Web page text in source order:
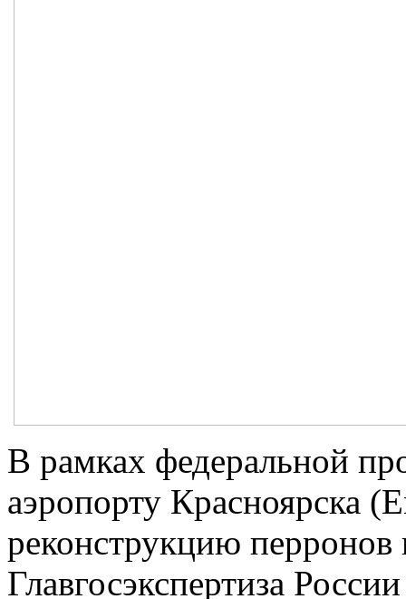
В рамках федеральной
аэропорту Красноярска
реконструкцию
Главгосэкспертиза